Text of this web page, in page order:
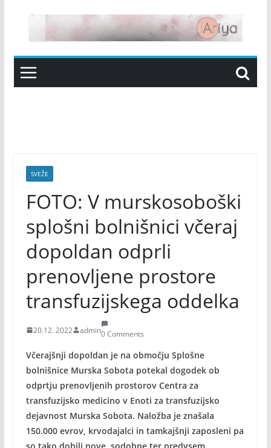
content
SVEŽE
FOTO: V murskosoboški
splošni bolnišnici včeraj
dopoldan odprli
prenovljene prostore
transfuzijskega oddelka
20.12. 2022 admin0 Comments
Včerajšnji dopoldan je na območju Splošne
bolnišnice Murska Sobota potekal dogodek ob
odprtju prenovljenih prostorov Centra za
transfuzijsko medicino v Enoti za transfuzijsko
dejavnost Murska Sobota. Naložba je znašala
150.000 evrov, krvodajalci in tamkajšnji zaposleni pa
so tako dobili nove, sodobne ter predvsem